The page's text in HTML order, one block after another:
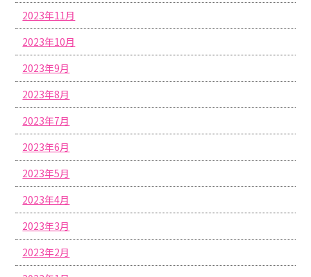
2023年11月
2023年10月
2023年9月
2023年8月
2023年7月
2023年6月
2023年5月
2023年4月
2023年3月
2023年2月